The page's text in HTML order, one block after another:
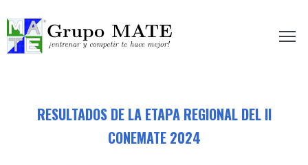
te hace mejor!
RESULTADOS DE LA ETAPA REGIONAL DEL II
CONEMATE 2024